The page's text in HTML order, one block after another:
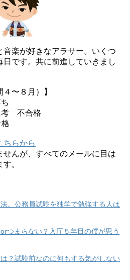
楽が好きなアラサー。いくつ
です。共に前進していきまし
〜８月）】
不合格
ちらから
んが、すべてのメールに目は
。
。公務員試験を独学で勉強する人は
つまらない？入庁５年目の僕が思う
？試験前なのに何もする気がしない